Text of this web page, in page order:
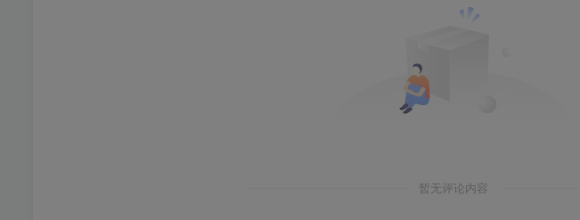
暂无评论内容